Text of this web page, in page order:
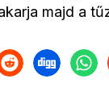
majd a